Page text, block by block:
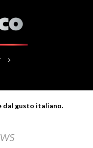
Mostra ulteriori azioni
dal gusto italiano.